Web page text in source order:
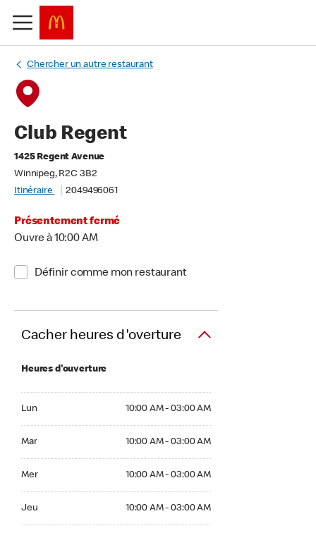
Chercher un autre restaurant
Club Regent
1425 Regent Avenue
Winnipeg, R2C 3B2
Itinéraire
2049496061
Présentement fermé
Ouvre à 10:00 AM
Définir comme mon restaurant
Cacher heures d'overture
Heures d'ouverture
Lun 10:00 AM - 03:00 AM
Mar 10:00 AM - 03:00 AM
Mer 10:00 AM - 03:00 AM
Jeu 10:00 AM - 03:00 AM